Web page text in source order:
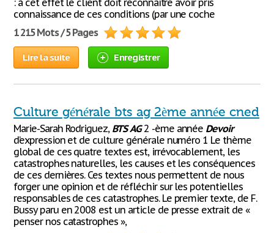
: à cet effet le client doit reconnaître avoir pris
connaissance de ces conditions (par une coche
1 215 Mots / 5 Pages
Lire la suite Enregistrer
Culture générale bts ag 2ème année cned
Marie-Sarah Rodriguez, BTS AG2 -ème année Devoir
d’expression et de culture générale numéro 1 Le thème
global de ces quatre textes est, irrévocablement, les
catastrophes naturelles, les causes et les conséquences
de ces dernières. Ces textes nous permettent de nous
forger une opinion et de réfléchir sur les potentielles
responsables de ces catastrophes. Le premier texte, de F.
Bussy paru en 2008 est un article de presse extrait de «
penser nos catastrophes »,